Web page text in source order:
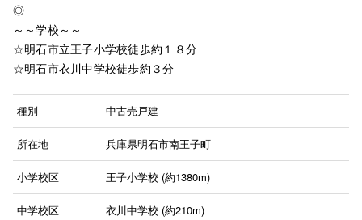
◎
～～学校～～
☆明石市立王子小学校徒歩約１８分
☆明石市衣川中学校徒歩約３分
種別 中古売戸建
所在地 兵庫県明石市南王子町
小学校区 王子小学校 (約1380m)
中学校区 衣川中学校 (約210m)